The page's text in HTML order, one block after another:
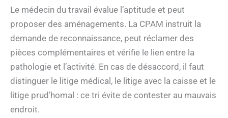
Le médecin du travail évalue l’aptitude et peut
proposer des aménagements. La CPAM instruit la
demande de reconnaissance, peut réclamer des
pièces complémentaires et vérifie le lien entre la
pathologie et l’activité. En cas de désaccord, il faut
distinguer le litige médical, le litige avec la caisse et le
litige prud’homal : ce tri évite de contester au mauvais
endroit.